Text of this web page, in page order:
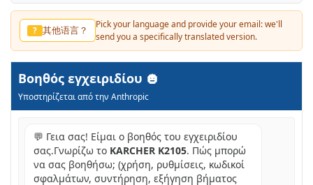
? 其他语言？
Pick your language and provide your email: we'll
send you a specifically translated version.
Βοηθός εγχειριδίου
Υποστηρίζεται από την Anthropic
💬 Γεια σας! Είμαι ο βοηθός του εγχειριδίου
σας.Γνωρίζω το KARCHER K2105. Πώς μπορώ
να σας βοηθήσω; (χρήση, ρυθμίσεις, κωδικοί
σφαλμάτων, συντήρηση, εξήγηση βήματος